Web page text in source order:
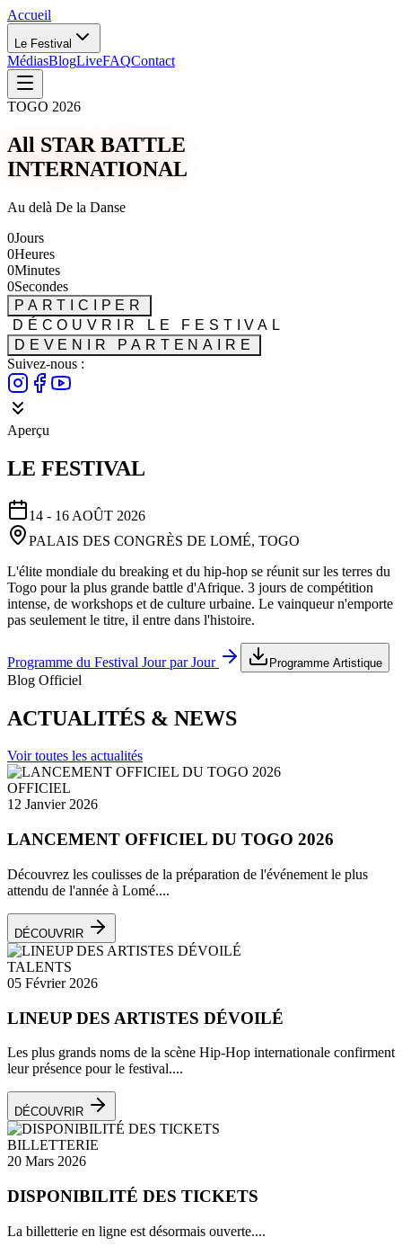
Accueil
Le Festival
MédiasBlogLiveFAQContact
TOGO 2026
All STAR BATTLE
INTERNATIONAL
Au delà De la Danse
0Jours
0Heures
0Minutes
0Secondes
PARTICIPER
DÉCOUVRIR LE FESTIVAL
DEVENIR PARTENAIRE
Suivez-nous :
Aperçu
LE FESTIVAL
14 - 16 AOÛT 2026
PALAIS DES CONGRÈS DE LOMÉ, TOGO
L'élite mondiale du breaking et du hip-hop se réunit sur les terres du
Togo pour la plus grande battle d'Afrique. 3 jours de compétition
intense, de workshops et de culture urbaine. Le vainqueur n'emporte
pas seulement le titre, il entre dans l'histoire.
Programme du Festival Jour par Jour Programme Artistique
Blog Officiel
ACTUALITÉS & NEWS
Voir toutes les actualités
OFFICIEL
12 Janvier 2026
LANCEMENT OFFICIEL DU TOGO 2026
Découvrez les coulisses de la préparation de l'événement le plus
attendu de l'année à Lomé....
DÉCOUVRIR
TALENTS
05 Février 2026
LINEUP DES ARTISTES DÉVOILÉ
Les plus grands noms de la scène Hip-Hop internationale confirment
leur présence pour le festival....
DÉCOUVRIR
BILLETTERIE
20 Mars 2026
DISPONIBILITÉ DES TICKETS
La billetterie en ligne est désormais ouverte....